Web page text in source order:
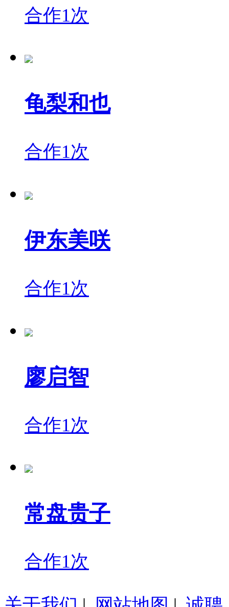
合作1次
龟梨和也
合作1次
伊东美咲
合作1次
廖启智
合作1次
常盘贵子
合作1次